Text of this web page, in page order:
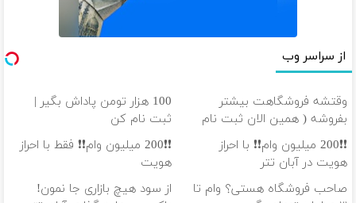
از سراسر وب
وقتشه فروشگاهت بیشتر
بفروشه ( همین الان ثبت نام
کن )
100 هزار تومن پاداش بگیر |
ثبت نام کن
❗❗200 میلیون وام❗❗ با احراز
هویت در آبان تتر
❗❗200 میلیون وام❗❗ فقط با احراز
هویت
صاحب فروشگاه هستی؟ وام تا
از سود هیچ بازاری جا نمون!